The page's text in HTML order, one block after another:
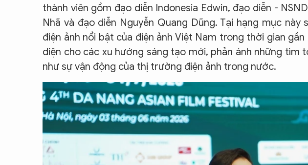
thành viên gồm đạo diễn Indonesia Edwin, đạo diễn -
Nhã và đạo diễn Nguyễn Quang Dũng. Tại hạng mục này
điện ảnh nổi bật của điện ảnh Việt Nam trong thời gian
diện cho các xu hướng sáng tạo mới, phản ánh những tìm
như sự vận động của thị trường điện ảnh trong nước.